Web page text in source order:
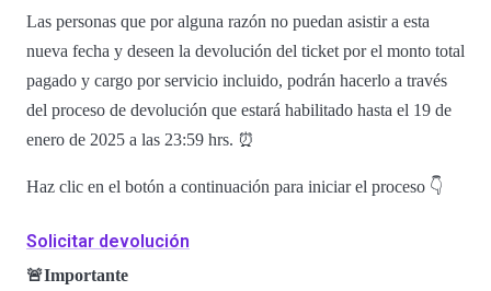
Las personas que por alguna razón no puedan asistir a esta
nueva fecha y deseen la devolución del ticket por el monto total
pagado y cargo por servicio incluido, podrán hacerlo a través
del proceso de devolución que estará habilitado hasta el 19 de
enero de 2025 a las 23:59 hrs. ⏰
Haz clic en el botón a continuación para iniciar el proceso 👇
Solicitar devolución
🚨Importante